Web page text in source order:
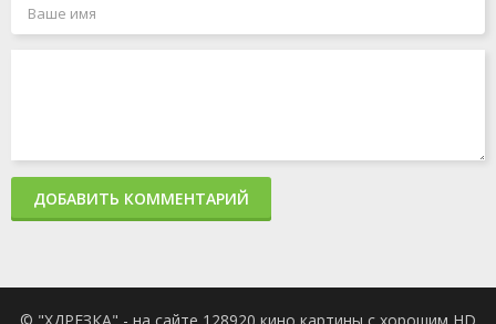
ДОБАВИТЬ КОММЕНТАРИЙ